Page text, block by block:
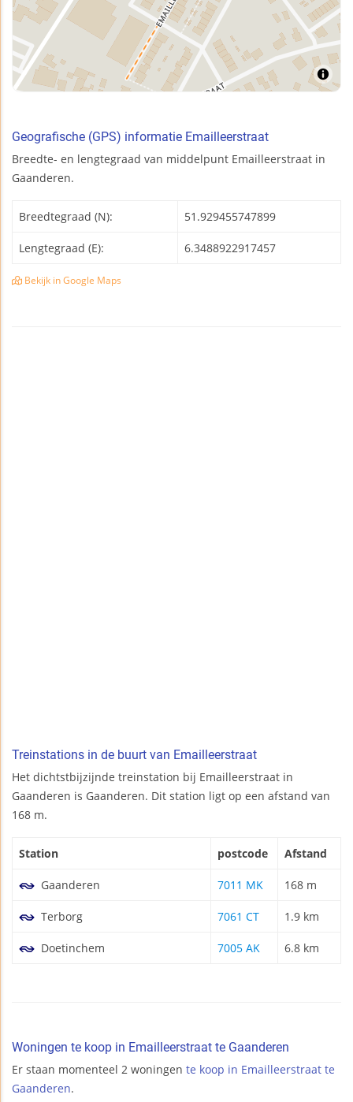
Geografische (GPS) informatie Emailleerstraat
Breedte- en lengtegraad van middelpunt Emailleerstraat in
Gaanderen.
Breedtegraad (N): 51.929455747899
Lengtegraad (E): 6.3488922917457
Bekijk in Google Maps
Treinstations in de buurt van Emailleerstraat
Het dichtstbijzijnde treinstation bij Emailleerstraat in
Gaanderen is Gaanderen. Dit station ligt op een afstand van
168 m.
Station postcode Afstand
Gaanderen 7011 MK 168 m
Terborg 7061 CT 1.9 km
Doetinchem 7005 AK 6.8 km
Woningen te koop in Emailleerstraat te Gaanderen
Er staan momenteel 2 woningen te koop in Emailleerstraat te
Gaanderen.